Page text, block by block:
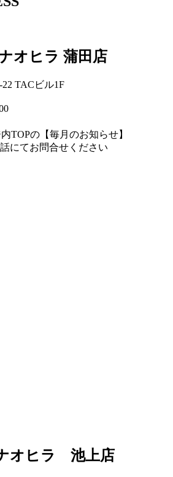
オヒラ 蒲田店
TACビル1F
TOPの【毎月のお知らせ】
にてお問合せください
オヒラ 池上店